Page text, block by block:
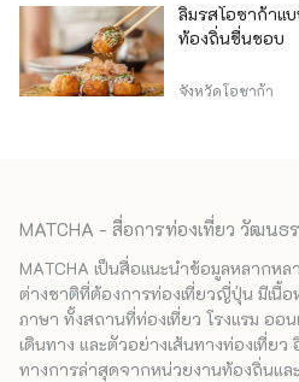
ลิ้มรสโอซาก้าแ
ท้องถิ่นชื่นชอบ
จังหวัดโอซาก้า
MATCHA - สื่อการท่องเที่ยว วัฒน
MATCHA เป็นสื่อแนะนำข้อมูลหลากห
ต่างชาติที่ต้องการท่องเที่ยวญี่ปุ่น มีเนื้
ภาษา ทั้งสถานที่ท่องเที่ยว โรงแรม ออ
เดินทาง และตัวอย่างเส้นทางท่องเที่ย
ทางการล่าสุดจากหน่วยงานท้องถิ่นแ